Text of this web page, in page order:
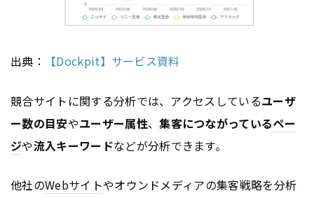
出典： 【Dockpit】サービス資料
競合サイトに関する分析では、アクセスしているユーザ
ー数の目安やユーザー属性、集客につながっているペー
ジや流入キーワードなどが分析できます。
他社のWebサイトやオウンドメディアの集客戦略を分析